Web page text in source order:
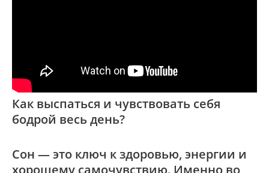
Как выспаться и чувствовать себя
бодрой весь день?
Сон — это ключ кздоровью, энергии и